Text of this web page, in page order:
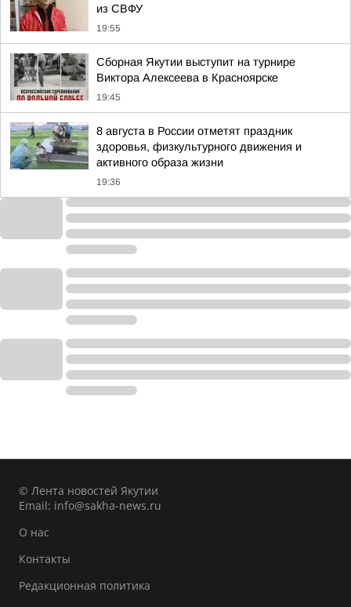
из СВФУ
19:55
Сборная Якутии выступит на турнире
Виктора Алексеева в Красноярске
19:45
8 августа в России отметят праздник
здоровья, физкультурного движения и
активного образа жизни
19:36
© Лента новостей Якутии
Email: info@sakha-news.ru
О нас
Контакты
Редакционная политика